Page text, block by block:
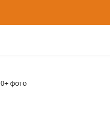
фото